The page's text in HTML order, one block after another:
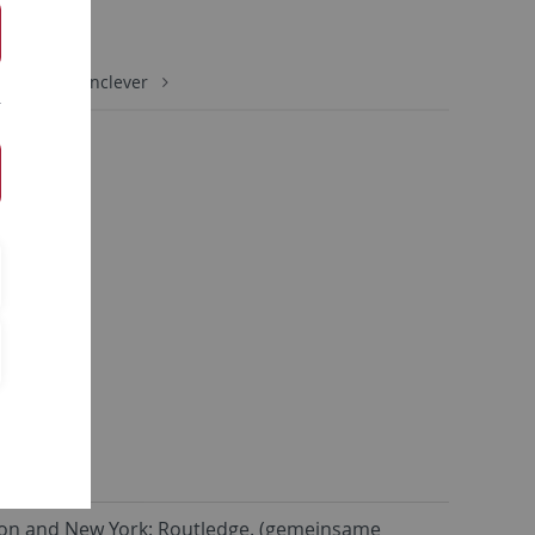
Hasenclever
and New York: Routledge. (gemeinsame